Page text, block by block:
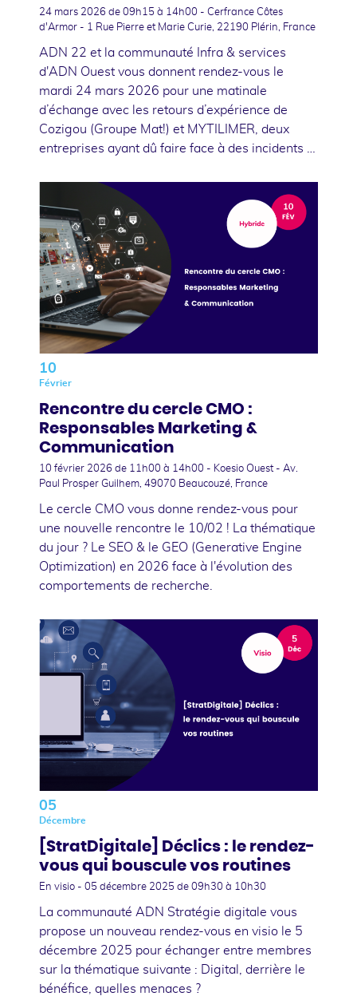
24 mars 2026 de 09h15 à 14h00 - Cerfrance Côtes
d'Armor - 1 Rue Pierre et Marie Curie, 22190 Plérin, France
ADN 22 et la communauté Infra & services
d'ADN Ouest vous donnent rendez-vous le
mardi 24 mars 2026 pour une matinale
d’échange avec les retours d’expérience de
Cozigou (Groupe Mat!) et MYTILIMER, deux
entreprises ayant dû faire face à des incidents …
10
Février
Rencontre du cercle CMO :
Responsables Marketing &
Communication
10 février 2026 de 11h00 à 14h00 - Koesio Ouest - Av.
Paul Prosper Guilhem, 49070 Beaucouzé, France
Le cercle CMO vous donne rendez-vous pour
une nouvelle rencontre le 10/02 ! La thématique
du jour ? Le SEO & le GEO (Generative Engine
Optimization) en 2026 face à l'évolution des
comportements de recherche.
05
Décembre
[StratDigitale] Déclics : le rendez-
vous qui bouscule vos routines
En visio - 05 décembre 2025 de 09h30 à 10h30
La communauté ADN Stratégie digitale vous
propose un nouveau rendez-vous en visio le 5
décembre 2025 pour échanger entre membres
sur la thématique suivante : Digital, derrière le
bénéfice, quelles menaces ?